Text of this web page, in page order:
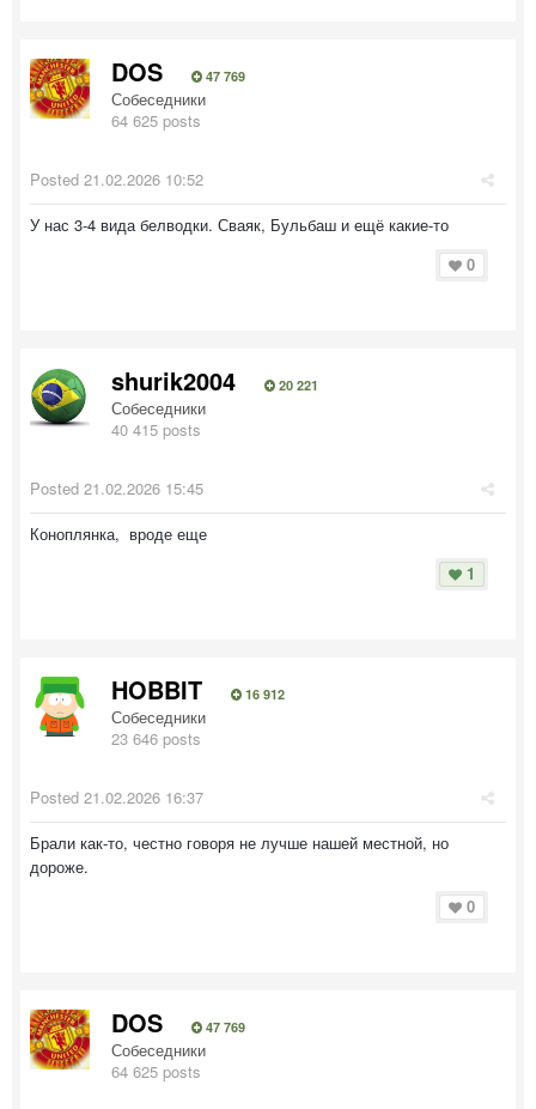
DOS 47 769
Собеседники
64 625 posts
Posted 21.02.2026 10:52
У нас 3-4 вида белводки. Сваяк, Бульбаш и ещё какие-то
0
shurik2004 20 221
Собеседники
40 415 posts
Posted 21.02.2026 15:45
Коноплянка, вроде еще
1
HOBBIT 16 912
Собеседники
23 646 posts
Posted 21.02.2026 16:37
Брали как-то, честно говоря не лучше нашей местной, но
дороже.
0
DOS 47 769
Собеседники
64 625 posts